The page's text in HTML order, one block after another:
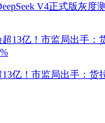
V4正式版灰度
亿！市监局出手：货